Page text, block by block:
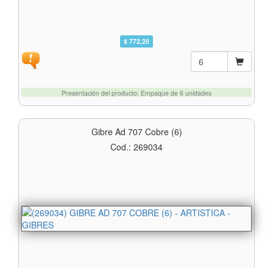
$ 772,20
Presentación del producto: Empaque de 6 unidades
Gibre Ad 707 Cobre (6)
Cod.: 269034